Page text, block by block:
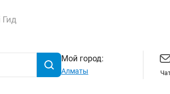
Гид
Мой город:
Алматы